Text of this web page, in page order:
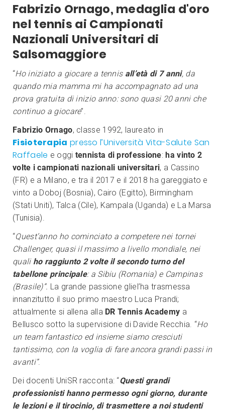
Fabrizio Ornago, medaglia d'oro
nel tennis ai Campionati
Nazionali Universitari di
Salsomaggiore
“Ho iniziato a giocare a tennis all’età di 7 anni, da
quando mia mamma mi ha accompagnato ad una
prova gratuita di inizio anno: sono quasi 20 anni che
continuo a giocare”.
Fabrizio Ornago, classe 1992, laureato in
Fisioterapia presso l’Università Vita-Salute San
Raffaele e oggi tennista di professione:ha vinto 2
volte i campionati nazionali universitari, a Cassino
(FR) e a Milano, e tra il 2017 e il 2018 ha gareggiato e
vinto a Doboj (Bosnia), Cairo (Egitto), Birmingham
(Stati Uniti), Talca (Cile), Kampala (Uganda) e La Marsa
(Tunisia).
“Quest’anno ho cominciato a competere nei tornei
Challenger, quasi il massimo a livello mondiale, nei
quali ho raggiunto 2 volte il secondo turno del
tabellone principale: a Sibiu (Romania) e Campinas
(Brasile)”. La grande passione gliel’ha trasmessa
innanzitutto il suo primo maestro Luca Prandi;
attualmente si allena alla DR Tennis Academy a
Bellusco sotto la supervisione di Davide Recchia. “Ho
un team fantastico ed insieme siamo cresciuti
tantissimo, con la voglia di fare ancora grandi passi in
avanti”.
Dei docenti UniSR racconta: “Questi grandi
professionisti hanno permesso ogni giorno, durante
le lezioni e il tirocinio, di trasmettere a noi studenti